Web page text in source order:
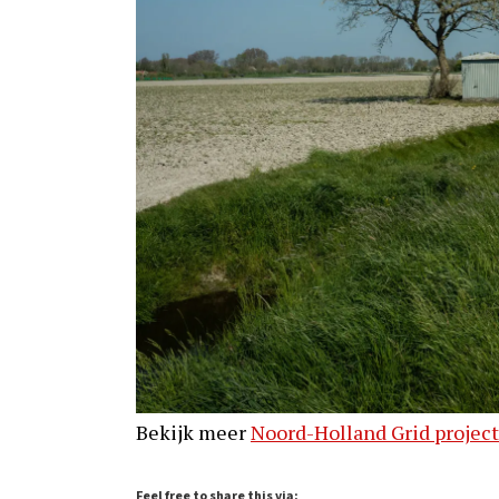
Bekijk meerNoord-Holland Grid project